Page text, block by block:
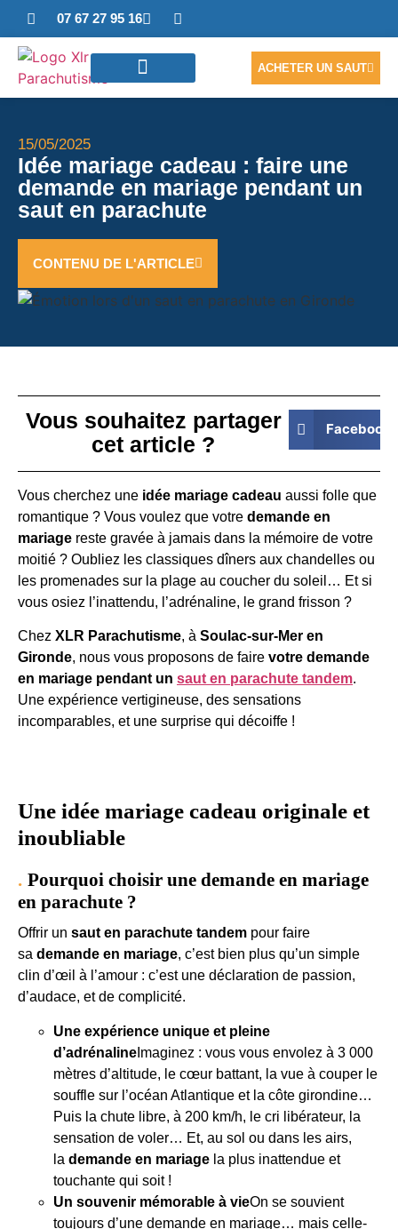
07 67 27 95 16
ACHETER UN SAUT
15/05/2025
Idée mariage cadeau : faire une
demande en mariage pendant un
saut en parachute
CONTENU DE L'ARTICLE
Vous souhaitez partager
cet article ?
Facebook
Vous cherchez une idée mariage cadeau aussi folle que
romantique ? Vous voulez que votre demande en
mariage reste gravée à jamais dans la mémoire de votre
moitié ? Oubliez les classiques dîners aux chandelles ou
les promenades sur la plage au coucher du soleil… Et si
vous osiez l’inattendu, l’adrénaline, le grand frisson ?
Chez XLR Parachutisme, à Soulac-sur-Mer en
Gironde, nous vous proposons de faire votre demande
en mariage pendant un saut en parachute tandem.
Une expérience vertigineuse, des sensations
incomparables, et une surprise qui décoiffe !
Une idée mariage cadeau originale et
inoubliable
Pourquoi choisir une demande en mariage
en parachute ?
Offrir un saut en parachute tandem pour faire
sa demande en mariage, c’est bien plus qu’un simple
clin d’œil à l’amour : c’est une déclaration de passion,
d’audace, et de complicité.
Une expérience unique et pleine
d’adrénaline Imaginez : vous vous envolez à 3 000
mètres d’altitude, le cœur battant, la vue à couper le
souffle sur l’océan Atlantique et la côte girondine…
Puis la chute libre, à 200 km/h, le cri libérateur, la
sensation de voler… Et, au sol ou dans les airs,
la demande en mariage la plus inattendue et
touchante qui soit !
Un souvenir mémorable à vieOn se souvient
toujours d’une demande en mariage… mais celle-